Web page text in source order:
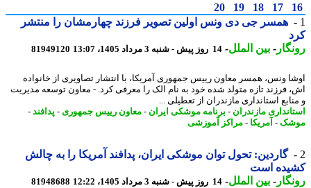
17
18
19
20
همسر جی دی ونس اولین تصویر فرزند چهارمشان را منتشر
-بین الملل-14 روز پیش - شنبه 3 مرداد 1405، 13:07 81949120
ونس، همسر معاون رییس جمهوری آمریکا، با انتشار تصاویری از خانواده
فرزند تازه متولد شده خود به نام الک را معرفی کرد. - معاون توسعه مدیریت
استانداری مازندران از تعطیلی ...
مازندران- برنامه موشکی ایران - معاون رییس جمهوری- پدافند-
-آمریکا- مراکز آموزشی
گاردین: تحول توان موشکی ایران، پدافند آمریکا را به چالش
است
-بین الملل-14 روز پیش - شنبه 3 مرداد 1405، 12:22 81948688